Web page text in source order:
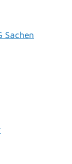
Sachen